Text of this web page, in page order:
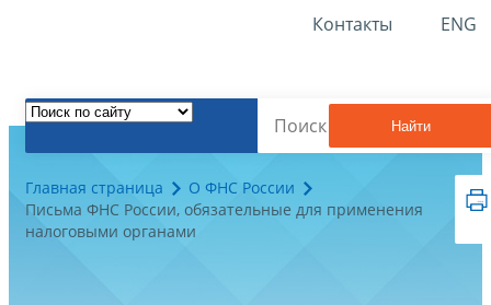
Контакты ENG
Найти
Главная страница
О ФНС России
Письма ФНС России, обязательные для применения
налоговыми органами